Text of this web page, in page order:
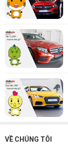
VỀ CHÚNG TÔI